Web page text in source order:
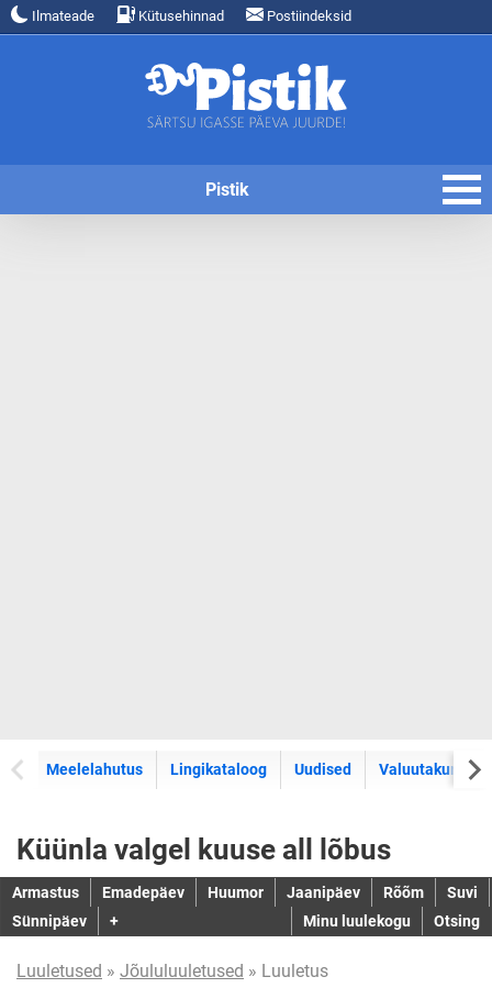
Ilmateade Kütusehinnad Postiindeksid
Pistik
Meelelahutus Lingikataloog Uudised Valuutakursid
Küünla valgel kuuse all lõbus
Armastus Emadepäev Huumor Jaanipäev Rõõm
Suvi
Sünnipäev
+ Minu luulekogu Otsing
Luuletused » Jõululuuletused » Luuletus